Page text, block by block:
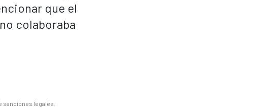
que el
colaboraba
legales.